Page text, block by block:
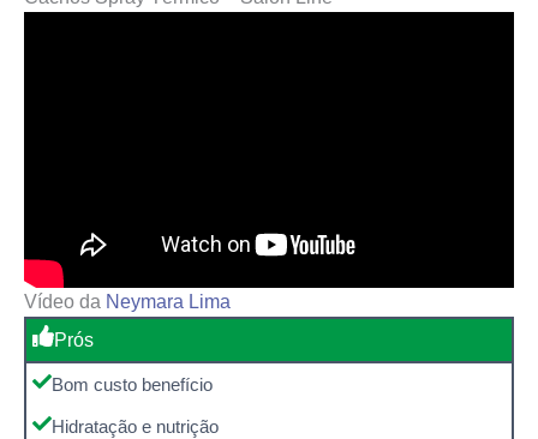
Vídeo da Neymara Lima
Prós
Bom custo benefício
Hidratação e nutrição